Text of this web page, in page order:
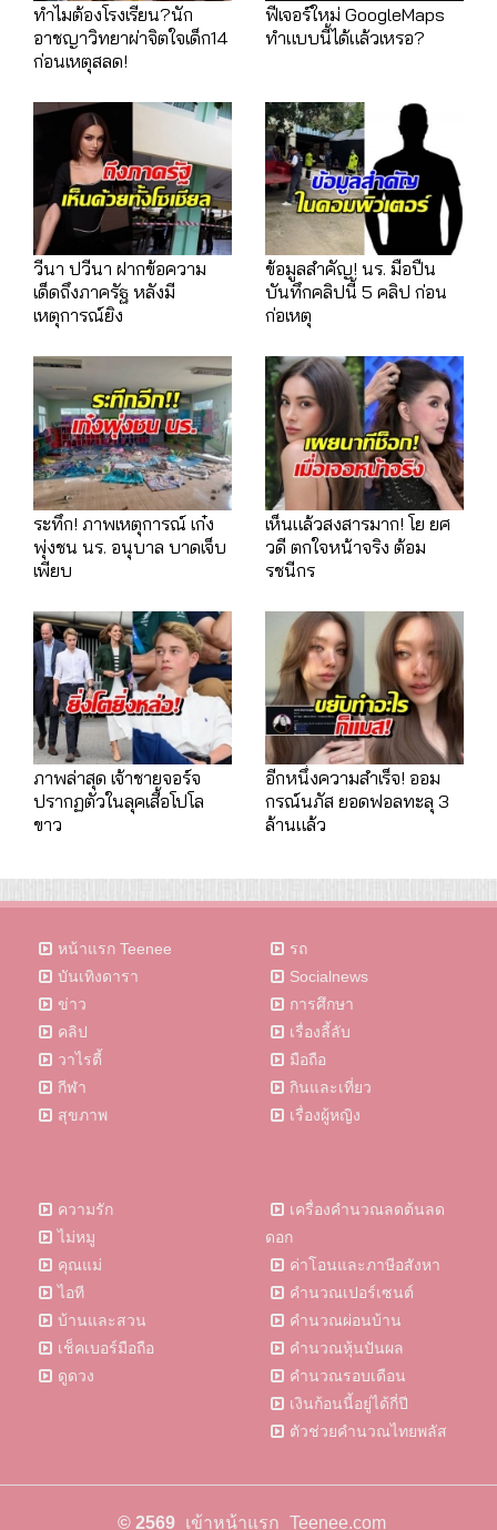
ทำไมต้องโรงเรียน?นัก
อาชญาวิทยาผ่าจิตใจเด็ก14
ก่อนเหตุสลด!
ฟีเจอร์ใหม่ GoogleMaps
ทำแบบนี้ได้แล้วเหรอ?
วีนา ปวีนา ฝากข้อความ
เด็ดถึงภาครัฐ หลังมี
เหตุการณ์ยิง
ข้อมูลสำคัญ! นร. มือปืน
บันทึกคลิปนี้ 5 คลิป ก่อน
ก่อเหตุ
ระทึก! ภาพเหตุการณ์ เก๋ง
พุ่งชน นร. อนุบาล บาดเจ็บ
เพียบ
เห็นแล้วสงสารมาก! โย ยศ
วดี ตกใจหน้าจริง ต้อม
รชนีกร
ภาพล่าสุด เจ้าชายจอร์จ
ปรากฏตัวในลุคเสื้อโปโล
ขาว
อีกหนึ่งความสำเร็จ! ออม
กรณ์นภัส ยอดฟอลทะลุ 3
ล้านแล้ว
หน้าแรก Teenee
บันเทิงดารา
ข่าว
คลิป
วาไรตี้
กีฬา
สุขภาพ
รถ
Socialnews
การศึกษา
เรื่องลี้ลับ
มือถือ
กินและเที่ยว
เรื่องผู้หญิง
ความรัก
ไม่หมู
คุณแม่
ไอที
บ้านและสวน
เช็คเบอร์มือถือ
ดูดวง
เครื่องคำนวณลดต้นลด
ดอก
ค่าโอนและภาษีอสังหา
คำนวณเปอร์เซนต์
คำนวณผ่อนบ้าน
คำนวณหุ้นปันผล
คำนวณรอบเดือน
เงินก้อนนี้อยู่ได้กี่ปี
ตัวช่วยคำนวณไทยพลัส
© 2569 เข้าหน้าแรก Teenee.com